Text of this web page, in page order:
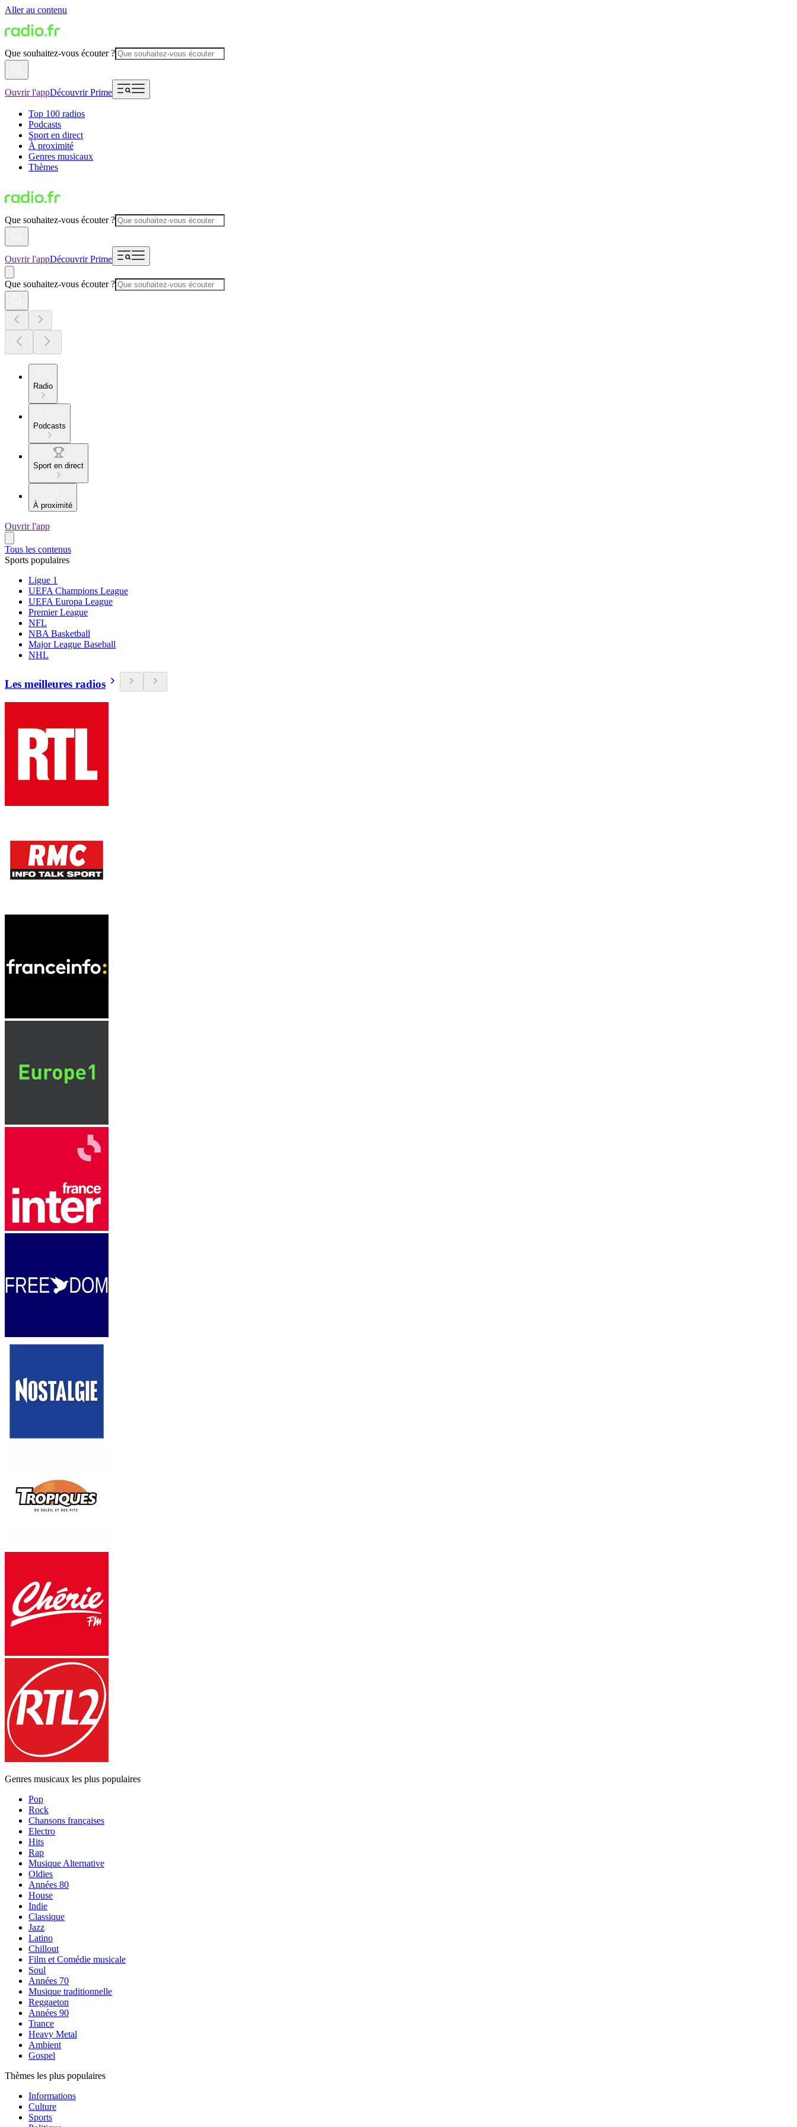
Aller au contenu
Que souhaitez-vous écouter ?
Ouvrir l'appDécouvrir Prime
Top 100 radios
Podcasts
Sport en direct
À proximité
Genres musicaux
Thèmes
Que souhaitez-vous écouter ?
Ouvrir l'appDécouvrir Prime
Que souhaitez-vous écouter ?
Radio
Podcasts
Sport en direct
À proximité
Ouvrir l'app
Tous les contenus
Sports populaires
Ligue 1
UEFA Champions League
UEFA Europa League
Premier League
NFL
NBA Basketball
Major League Baseball
NHL
Les meilleures radios
Genres musicaux les plus populaires
Pop
Rock
Chansons françaises
Electro
Hits
Rap
Musique Alternative
Oldies
Années 80
House
Indie
Classique
Jazz
Latino
Chillout
Film et Comédie musicale
Soul
Années 70
Musique traditionnelle
Reggaeton
Années 90
Trance
Heavy Metal
Ambient
Gospel
Thèmes les plus populaires
Informations
Culture
Sports